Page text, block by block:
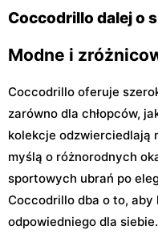
Emila Fieldorfa Nila 28
Coccodrillo dalej o
Modne i
Coccodrillo oferuje
zarówno dla chłopców,
kolekcje odzwierciedlają
myślą o różnorodnych
sportowych ubrań po
Coccodrillo dba o to, aby
odpowiedniego dla